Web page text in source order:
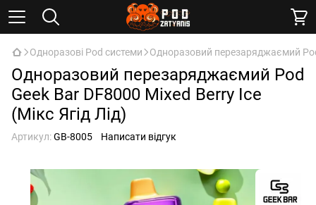
Одноразові Pod системи Одноразовий перезаряджаємий
Одноразовий перезаряджаємий Pod
Geek Bar DF8000 Mixed Berry Ice
(Мікс Ягід Лід)
Артикул:GB-8005 Написати відгук